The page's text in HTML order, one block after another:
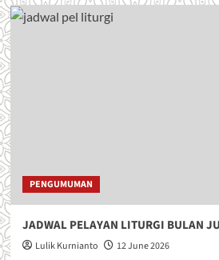
PENGUMUMAN
JADWAL PELAYAN LITURGI BULAN
Lulik Kurnianto 12 June 2026